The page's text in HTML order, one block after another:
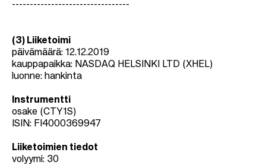
---------------------------------
(3) Liiketoimi
päivämäärä: 12.12.2019
kauppapaikka: NASDAQ HELSINKI LTD (XHEL)
luonne: hankinta
Instrumentti
osake (CTY1S)
ISIN: FI4000369947
Liiketoimien tiedot
volyymi: 30